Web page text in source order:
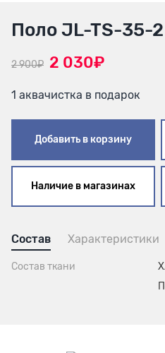
Поло JL-TS-35-2
2 900₽ 2 030₽
1 аквачистка в подарок
Добавить в корзину
Наличие в магазинах
Состав Характеристики
Состав ткани